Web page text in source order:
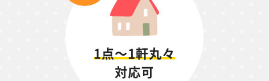
1点～1軒丸々
対応可